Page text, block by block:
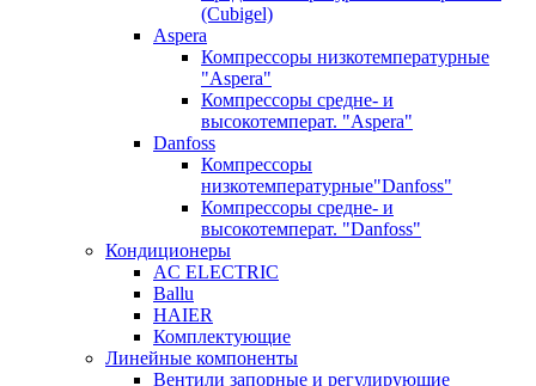
(Cubigel)
Aspera
Компрессоры низкотемпературные
"Aspera"
Компрессоры средне- и
высокотемперат. "Aspera"
Danfoss
Компрессоры
низкотемпературные"Danfoss"
Компрессоры средне- и
высокотемперат. "Danfoss"
Кондиционеры
AC ELECTRIC
Ballu
HAIER
Комплектующие
Линейные компоненты
Вентили запорные и регулирующие